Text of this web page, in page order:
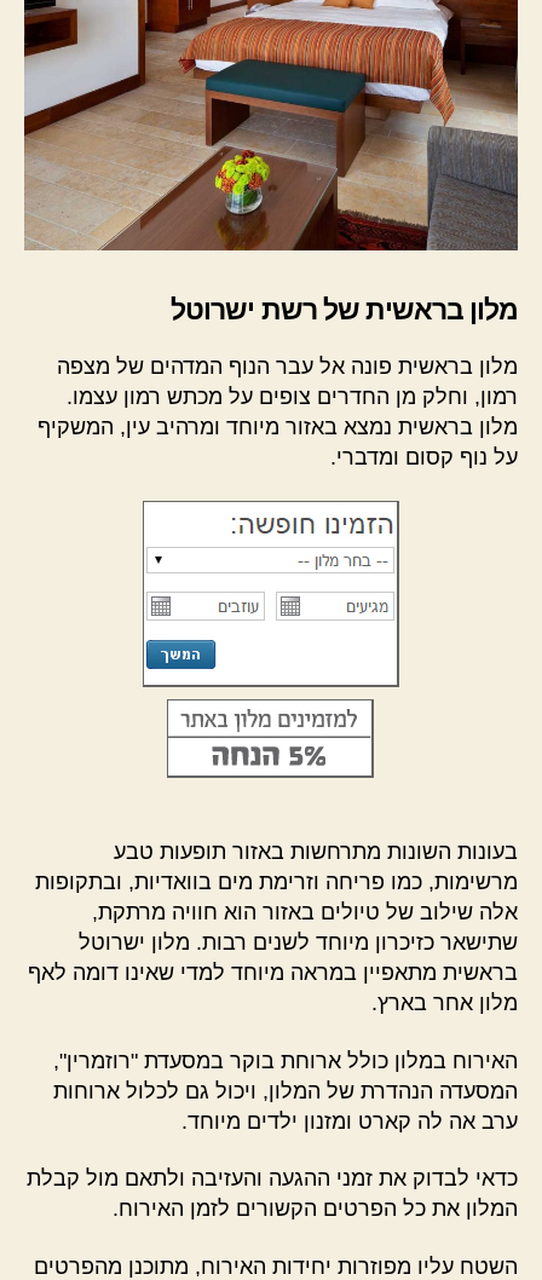
מלון בראשית של רשת ישרוטל
מלון בראשית פונה אל עבר הנוף המדהים של מצפה
רמון, וחלק מן החדרים צופים על מכתש רמון עצמו.
מלון בראשית נמצא באזור מיוחד ומרהיב עין, המשקיף
על נוף קסום ומדברי.
בעונות השונות מתרחשות באזור תופעות טבע
מרשימות, כמו פריחה וזרימת מים בוואדיות, ובתקופות
אלה שילוב של טיולים באזור הוא חוויה מרתקת,
שתישאר כזיכרון מיוחד לשנים רבות. מלון ישרוטל
בראשית מתאפיין במראה מיוחד למדי שאינו דומה לאף
מלון אחר בארץ.
האירוח במלון כולל ארוחת בוקר במסעדת "רוזמרין",
המסעדה הנהדרת של המלון, ויכול גם לכלול ארוחות
ערב אה לה קארט ומזנון ילדים מיוחד.
כדאי לבדוק את זמני ההגעה והעזיבה ולתאם מול קבלת
המלון את כל הפרטים הקשורים לזמן האירוח.
השטח עליו מפוזרות יחידות האירוח, מתוכנן מהפרטים